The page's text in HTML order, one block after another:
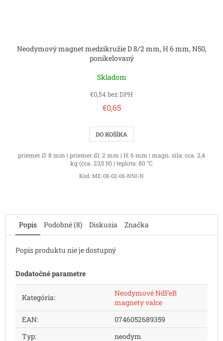
Neodymový magnet medzikružie D 8/2 mm, H 6 mm, N50,
ponikelovaný
Skladom
€0,54 bez DPH
€0,65
DO KOŠÍKA
priemer D: 8 mm | priemer d1: 2 mm | H: 6 mm | magn. sila: cca. 2,4
kg (cca. 23,5 N) | teplota: 80 °C
Kód: ME-08-02-06-N50-N
Popis Podobné (8) Diskusia Značka
Popis produktu nie je dostupný
Dodatočné parametre
Kategória:
Neodymové NdFeB
magnety valce
EAN:
0746052689359
Typ:
neodym